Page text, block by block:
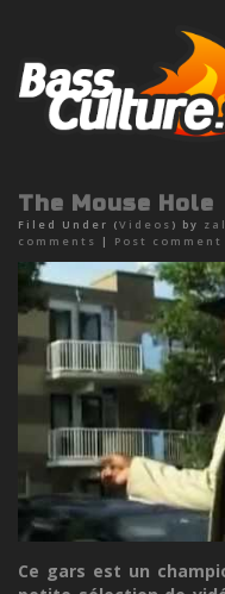
The Mouse Hole
Filed Under (Videos ) by
comments
| Post comment
Ce gars est un